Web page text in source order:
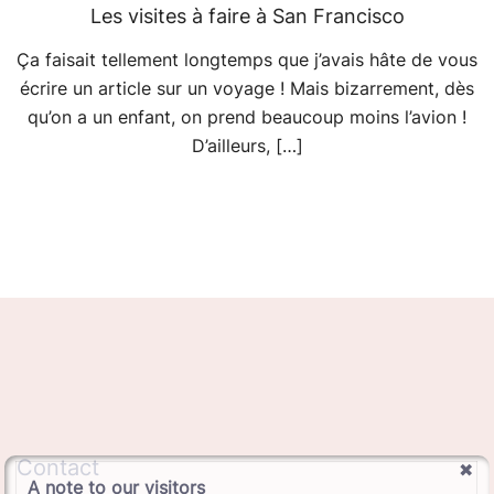
Les visites à faire à San Francisco
Ça faisait tellement longtemps que j’avais hâte de vous
écrire un article sur un voyage ! Mais bizarrement, dès
qu’on a un enfant, on prend beaucoup moins l’avion !
D’ailleurs, […]
Contact
A note to our visitors